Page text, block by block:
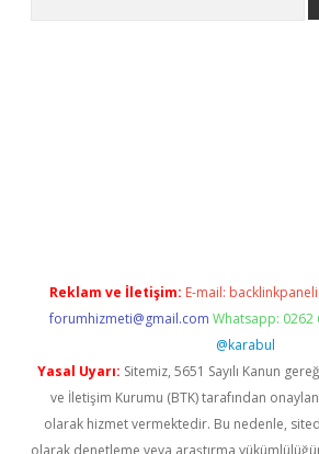
Reklam ve İletişim: E-mail:
forumhizmeti@gmail.com Whatsapp: 0262
@karabul
Yasal Uyarı: Sitemiz, 5651 Sayılı Kanun
ve İletişim Kurumu (BTK) tarafından
olarak hizmet vermektedir. Bu nedenle,
olarak denetleme veya araştırma